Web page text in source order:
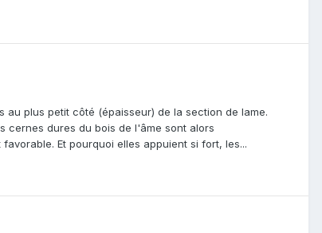
au plus petit côté (épaisseur) de la section de lame.
cernes dures du bois de l'âme sont alors
Et pourquoi elles appuient si fort, les...